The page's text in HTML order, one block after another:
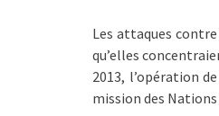
Les attaques
qu’elles
2013, l’opération
mission des Nations